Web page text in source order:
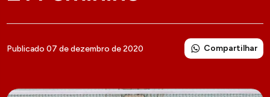
Publicado 07 de dezembro de 2020 Compartilhar